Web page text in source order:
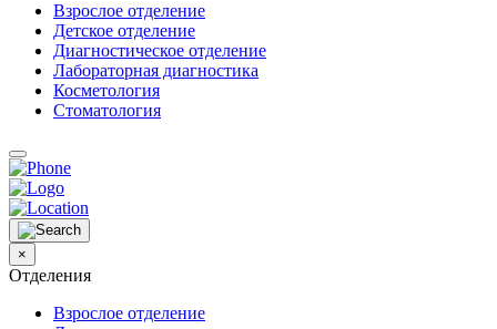
Взрослое отделение
Детское отделение
Диагностическое отделение
Лабораторная диагностика
Косметология
Стоматология
×
Отделения
Взрослое отделение